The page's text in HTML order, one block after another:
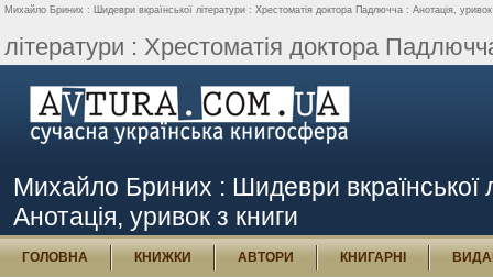
Михайло Бриних : Шидеври вкраїнської літератури : Хрестоматія доктора Падлючча : Анотація, уривок
літератури : Хрестоматія доктора
Михайло Бриних : Шидеври вкраїнської
Анотація, уривок з книги
ГОЛОВНА КНИЖКИ АВТОРИ КНИГАРНІ